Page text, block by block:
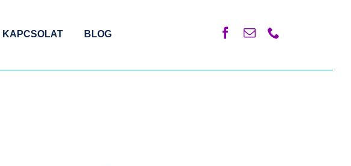
KAPCSOLAT BLOG